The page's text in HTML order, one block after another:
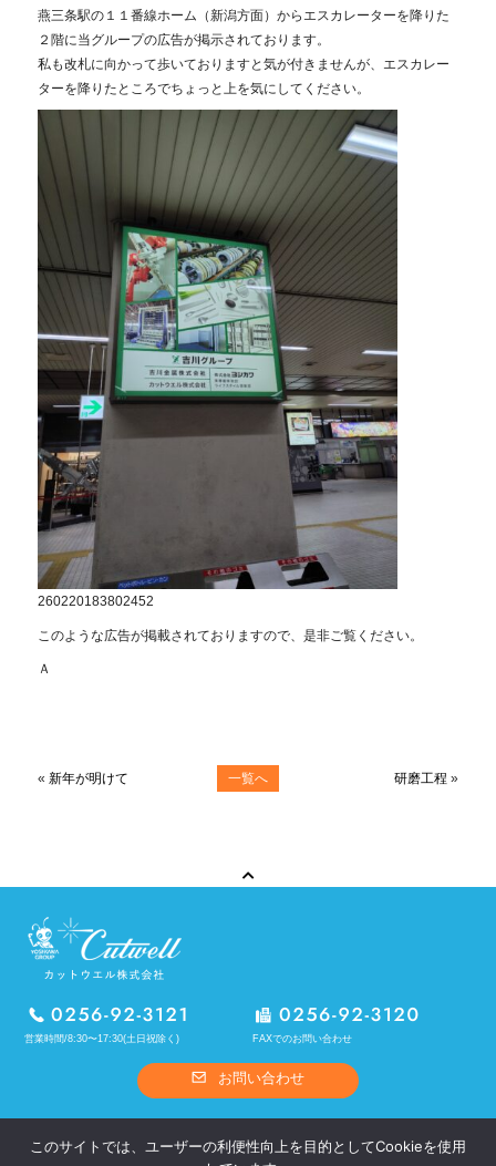
燕三条駅の１１番線ホーム（新潟方面）からエスカレーターを降りた
２階に当グループの広告が掲示されております。
私も改札に向かって歩いておりますと気が付きませんが、エスカレー
ターを降りたところでちょっと上を気にしてください。
260220183802452
このような広告が掲載されておりますので、是非ご覧ください。
Ａ
« 新年が明けて 一覧へ 研磨工程 »
営業時間/8:30〜17:30(土日祝除く) FAXでのお問い合わせ
お問い合わせ
熱処理
OEM製品
このサイトでは、ユーザーの利便性向上を目的としてCookieを使用